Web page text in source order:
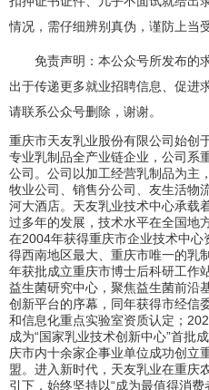
情况，需仔细辨别真伪，谨防上当受
免责声明：本公众号所发布的
出于传递更多就业招聘信息、促进
请联系公众号删除，谢谢。
重庆市天友乳业股份有限公司始创
专业乳制品全产业链企业，公司系
公司。公司以加工经营乳制品为主
牧业公司、销售分公司、友生活物
河大酒店。天友乳业技术中心承载
过多年的发展，技术水平在全国地
在2004年获得重庆市企业技术中
得西南地区最大、重庆市唯一的乳
年获批成立重庆市博士后科研工作
益生菌研究中心，聚焦益生菌前沿
创新平台的序幕，同年获得市经信
和信息化重点实验室资质认定；
成为“国家乳业技术创新中心”首批
庆市内十余家企事业单位成功创立
盟。进入新时代，天友乳业在重庆
引下，始终坚持以“成为最值得消费